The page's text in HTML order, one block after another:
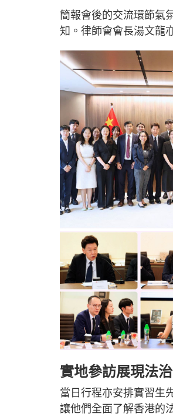
簡報會後的交流環節氣
知。律師會會長湯文龍
實地參訪展現法
當日行程亦安排實習生
讓他們全面了解香港的